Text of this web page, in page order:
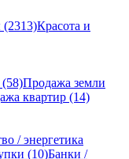
(2313)Красота и
(58)Продажа земли
квартир (14)
/ энергетика
(10)Банки /